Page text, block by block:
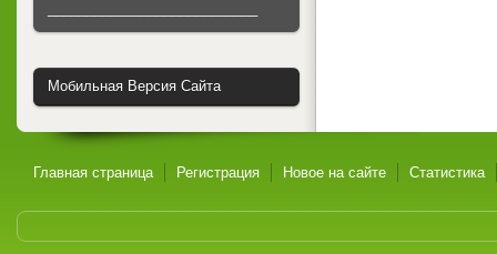
Мобильная Версия Сайта
Главная страница Регистрация Новое на сайте Статистика